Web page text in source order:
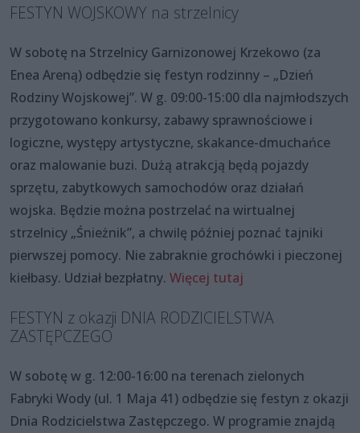
FESTYN WOJSKOWY na strzelnicy
W sobotę na Strzelnicy Garnizonowej Krzekowo (za
Enea Areną) odbędzie się festyn rodzinny – „Dzień
Rodziny Wojskowej”. W g. 09:00-15:00 dla najmłodszych
przygotowano konkursy, zabawy sprawnościowe i
logiczne, występy artystyczne, skakance-dmuchańce
oraz malowanie buzi. Dużą atrakcją będą pojazdy
sprzętu, zabytkowych samochodów oraz działań
wojska. Będzie można postrzelać na wirtualnej
strzelnicy „Śnieżnik”, a chwilę później poznać tajniki
pierwszej pomocy. Nie zabraknie grochówki i pieczonej
kiełbasy. Udział bezpłatny. Więcej tutaj
FESTYN z okazji DNIA RODZICIELSTWA
ZASTĘPCZEGO
W sobotę w g. 12:00-16:00 na terenach zielonych
Fabryki Wody (ul. 1 Maja 41) odbędzie się festyn z okazji
Dnia Rodzicielstwa Zastępczego. W programie znajdą